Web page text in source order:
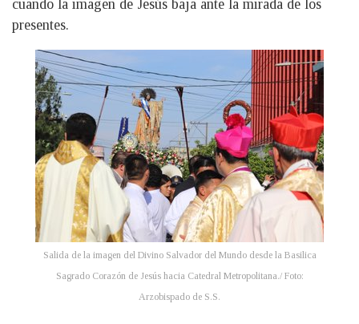
cuando la imagen de Jesús baja ante la mirada de los
presentes.
Salida de la imagen del Divino Salvador del Mundo desde la Basilica
Sagrado Corazón de Jesús hacia Catedral Metropolitana./ Foto:
Arzobispado de S.S.